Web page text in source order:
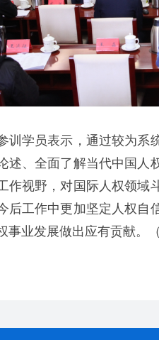
学员表示，通过较为系统
述、全面了解当代中国人
作视野，对国际人权领域
后工作中更加坚定人权自
事业发展做出应有贡献。